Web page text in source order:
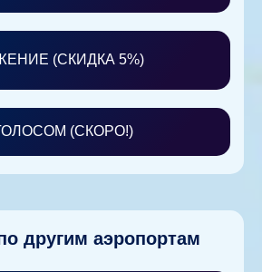
(СКИДКА 5%)
(СКОРО!)
другим аэропортам